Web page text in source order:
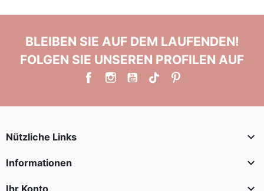
BLEIBEN SIE AUF DEM LAUFENDEN!
FOLGEN SIE UNSEREN PROFILEN AUF
Nützliche Links 
Informationen 
Ihr Konto